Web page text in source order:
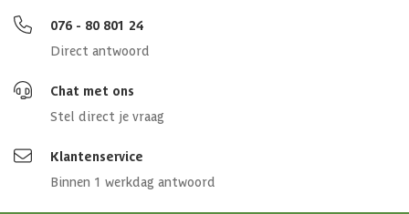
076 - 80 801 24
Direct antwoord
Chat met ons
Stel direct je vraag
Klantenservice
Binnen 1 werkdag antwoord